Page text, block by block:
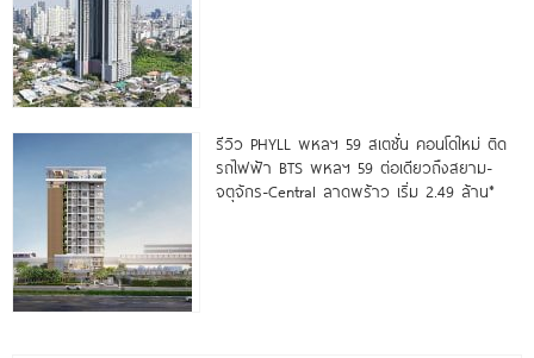
รีวิว PHYLL พหลฯ 59 สเตชั่น คอนโดใหม่ ติด
รถไฟฟ้า BTS พหลฯ 59 ต่อเดียวถึงสยาม-
จตุจักร-Central ลาดพร้าว เริ่ม 2.49 ล้าน*